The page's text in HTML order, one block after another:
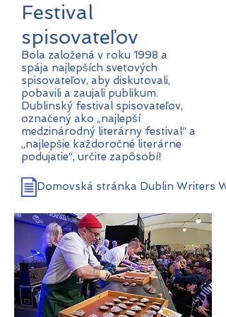
Festival
spisovateľov
Bola založená v roku 1998 a
spája najlepších svetových
spisovateľov, aby diskutovali,
pobavili a zaujali publikum.
Dublinský festival spisovateľov,
označený ako „najlepší
medzinárodný literárny festival“ a
„najlepšie každoročné literárne
podujatie“, určite zapôsobí!
Domovská stránka Dublin Writers